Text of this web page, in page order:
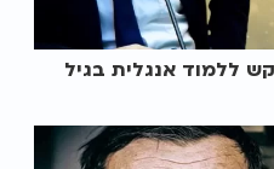
ללמוד אנגלית בגיל